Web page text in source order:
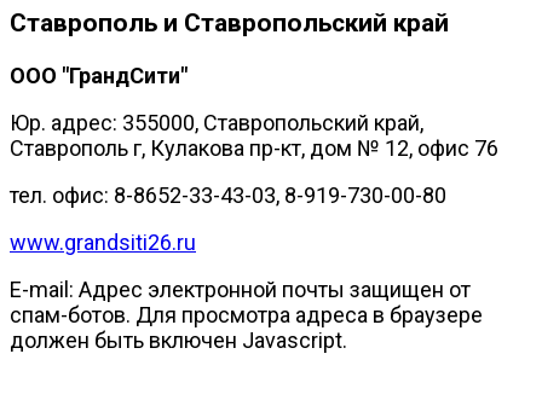
Ставрополь и Ставропольский край
ООО "ГрандСити"
Юр. адрес: 355000, Ставропольский край,
Ставрополь г, Кулакова пр-кт, дом № 12, офис 76
тел. офис: 8-8652-33-43-03, 8-919-730-00-80
www.grandsiti26.ru
E-mail: Адрес электронной почты защищен от
спам-ботов. Для просмотра адреса в браузере
должен быть включен Javascript.